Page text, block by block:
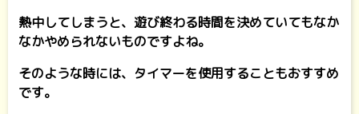
熱中してしまうと、遊び終わる時間を決めていてもなか
なかやめられないものですよね。
そのような時には、タイマーを使用することもおすすめ
です。